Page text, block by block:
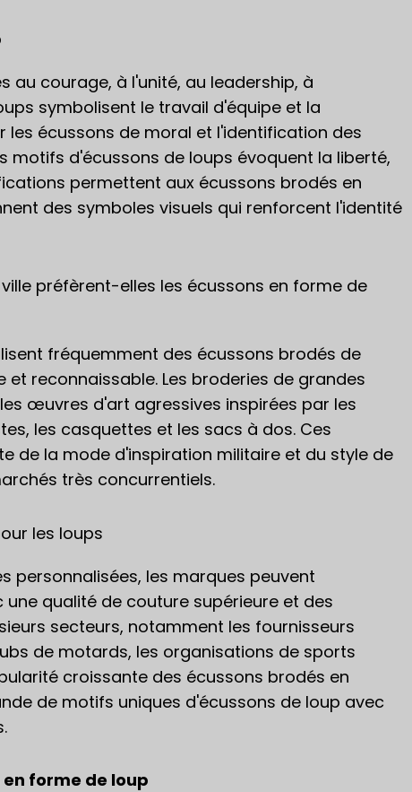
au courage, à l'unité, au leadership, à
symbolisent le travail d'équipe et la
écussons de moral et l'identification des
motifs d'écussons de loups évoquent la liberté,
permettent aux écussons brodés en
des symboles visuels qui renforcent l'identité
préfèrent-elles les écussons en forme de
fréquemment des écussons brodés de
reconnaissable. Les broderies de grandes
œuvres d'art agressives inspirées par les
les casquettes et les sacs à dos. Ces
de la mode d'inspiration militaire et du style de
très concurrentiels.
les loups
personnalisées, les marques peuvent
qualité de couture supérieure et des
secteurs, notamment les fournisseurs
de motards, les organisations de sports
croissante des écussons brodés en
de motifs uniques d'écussons de loup avec
forme de loup